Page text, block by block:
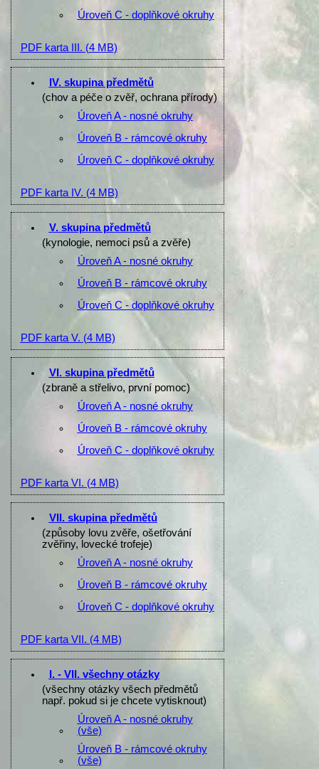
Úroveň C - doplňkové okruhy
PDF karta III. (4 MB)
IV. skupina předmětů
(chov a péče o zvěř, ochrana přírody)
Úroveň A - nosné okruhy
Úroveň B - rámcové okruhy
Úroveň C - doplňkové okruhy
PDF karta IV. (4 MB)
V. skupina předmětů
(kynologie, nemoci psů a zvěře)
Úroveň A - nosné okruhy
Úroveň B - rámcové okruhy
Úroveň C - doplňkové okruhy
PDF karta V. (4 MB)
VI. skupina předmětů
(zbraně a střelivo, první pomoc)
Úroveň A - nosné okruhy
Úroveň B - rámcové okruhy
Úroveň C - doplňkové okruhy
PDF karta VI. (4 MB)
VII. skupina předmětů
(způsoby lovu zvěře, ošetřování
zvěřiny, lovecké trofeje)
Úroveň A - nosné okruhy
Úroveň B - rámcové okruhy
Úroveň C - doplňkové okruhy
PDF karta VII. (4 MB)
I. - VII. všechny otázky
(všechny otázky všech předmětů
např. pokud si je chcete vytisknout)
Úroveň A - nosné okruhy
(vše)
Úroveň B - rámcové okruhy
(vše)